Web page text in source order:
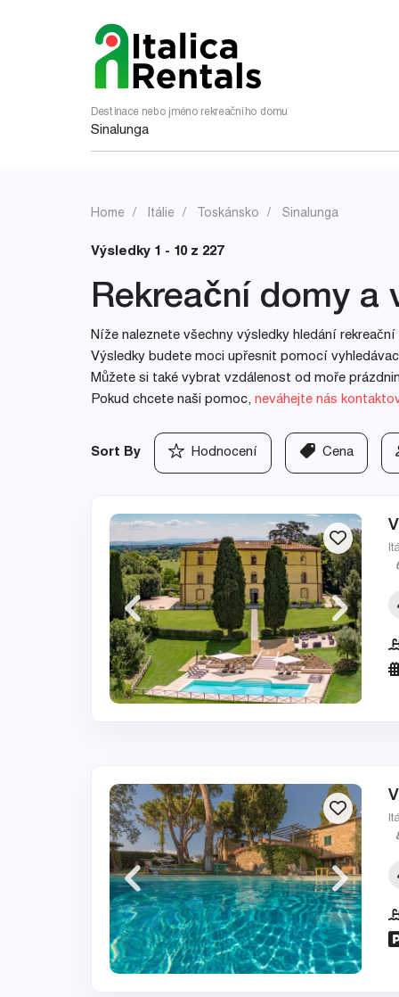
Destinace nebo jméno rekreačního domu
Home Itálie Toskánsko Sinalunga
Výsledky 1 - 10 z 227
Rekreační domy a
Níže naleznete všechny výsledky hledání
Výsledky budete moci upřesnit pomocí
Můžete si také vybrat vzdálenost od moře
Pokud chcete naši pomoc, neváhejte nás
Sort By Hodnocení Cena